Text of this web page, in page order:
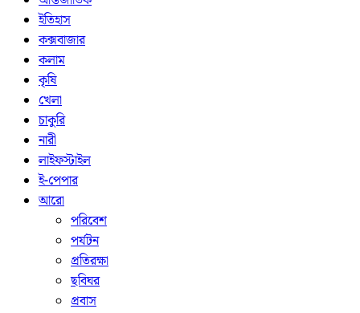
ইতিহাস
কক্সবাজার
কলাম
কৃষি
খেলা
চাকুরি
নারী
লাইফস্টাইল
ই-পেপার
আরো
পরিবেশ
পর্যটন
প্রতিরক্ষা
ছবিঘর
প্রবাস